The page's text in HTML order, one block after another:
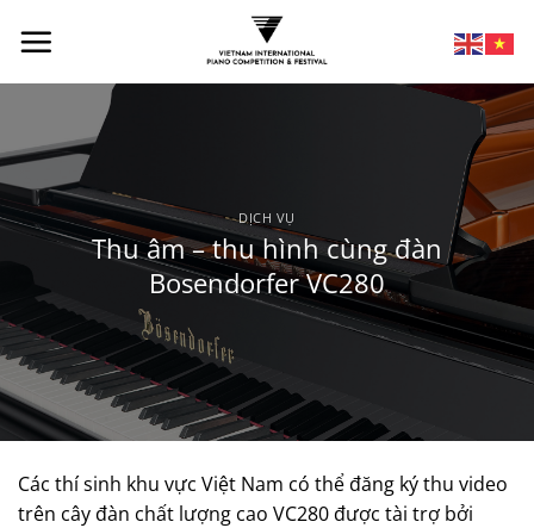
DỊCH VỤ
Thu âm – thu hình cùng đàn
Bosendorfer VC280
Các thí sinh khu vực Việt Nam có thể đăng ký thu video
trên cây đàn chất lượng cao VC280 được tài trợ bởi